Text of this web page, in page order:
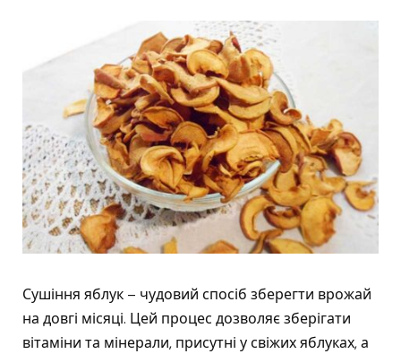
Сушіння яблук – чудовий спосіб зберегти врожай
на довгі місяці. Цей процес дозволяє зберігати
вітаміни та мінерали, присутні у свіжих яблуках, а